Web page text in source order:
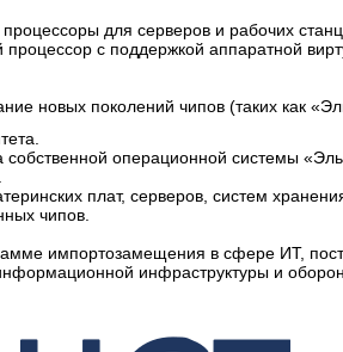
для серверов и рабочих
с поддержкой аппаратной
новых поколений чипов (таких как
операционной системы
плат, серверов, систем
чипов.
импортозамещения в сфере ИТ,
инфраструктуры и